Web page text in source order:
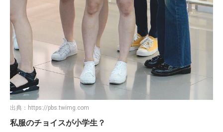
出典： https://pbs.twimg.com
私服のチョイスが小学生？